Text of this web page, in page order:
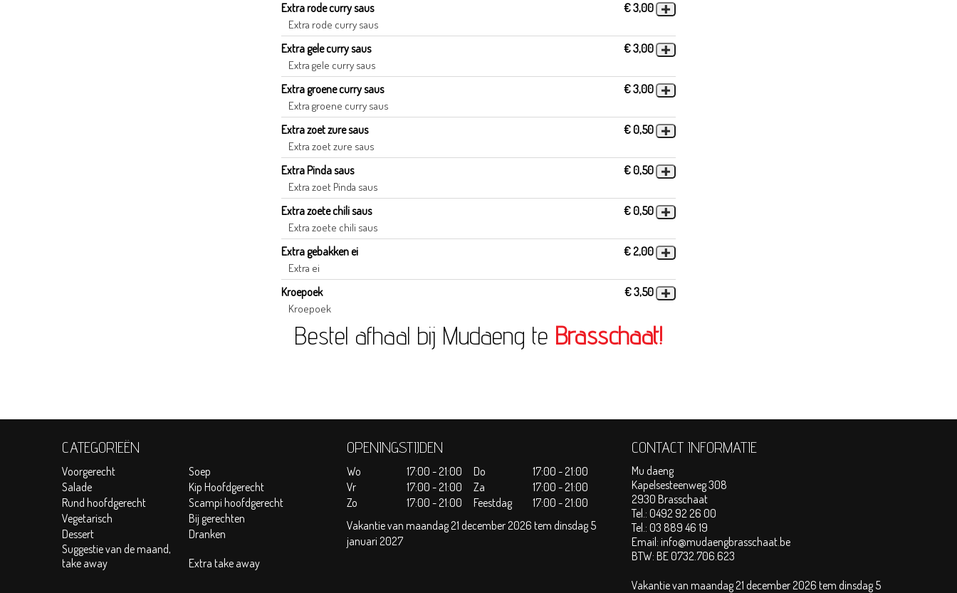
Extra rode curry saus
Extra rode curry saus
€ 3,00
Extra gele curry saus
Extra gele curry saus
€ 3,00
Extra groene curry saus
Extra groene curry saus
€ 3,00
Extra zoet zure saus
Extra zoet zure saus
€ 0,50
Extra Pinda saus
Extra zoet Pinda saus
€ 0,50
Extra zoete chili saus
Extra zoete chili saus
€ 0,50
Extra gebakken ei
Extra ei
€ 2,00
Kroepoek
Kroepoek
€ 3,50
Bestel afhaal bij Mudaeng te Brasschaat!
CATEGORIEËN
Voorgerecht
Soep
Salade
Kip Hoofdgerecht
Rund hoofdgerecht
Scampi hoofdgerecht
Vegetarisch
Bij gerechten
Dessert
Dranken
Suggestie van de maand,
take away
Extra take away
OPENINGSTIJDEN
Wo 17:00 - 21:00 Do
17:00 - 21:00
Vr
17:00 - 21:00 Za
17:00 - 21:00
Zo
17:00 - 21:00 Feestdag
17:00 - 21:00
Vakantie van maandag 21 december 2026 tem dinsdag 5
januari 2027
CONTACT INFORMATIE
Mu daeng
Kapelsesteenweg 308
2930 Brasschaat
Tel.: 0492 92 26 00
Tel.: 03 889 46 19
Email: info@mudaengbrasschaat.be
BTW: BE 0732.706.623
Vakantie van maandag 21 december 2026 tem dinsdag 5